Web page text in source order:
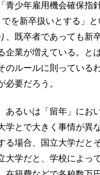
青少年雇用機会確保指
を新卒扱いとする」
、既卒者であっても新
企業が増えている。と
のルールに則っている
必要だろう。
あるいは「留年」にお
学とで大きく事情が異
る場合、国立大学だと
大学だと、学校によっ